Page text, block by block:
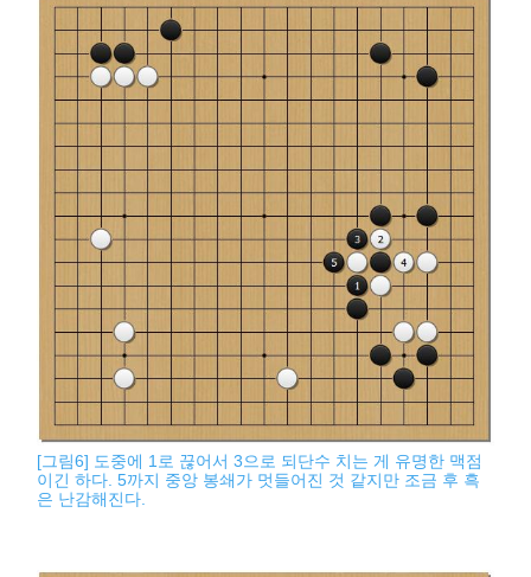
[그림6] 도중에 1로 끊어서 3으로 되단수 치는 게 유명한 맥점
이긴 하다. 5까지 중앙 봉쇄가 멋들어진 것 같지만 조금 후 흑
은 난감해진다.